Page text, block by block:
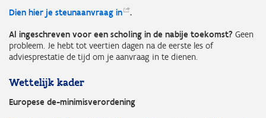
Dien hier je steunaanvraag in .
Al ingeschreven voor een scholing in de nabije toekomst? Geen
probleem. Je hebt tot veertien dagen na de eerste les of
adviesprestatie de tijd om je aanvraag in te dienen.
Wettelijk kader
Europese de-minimisverordening